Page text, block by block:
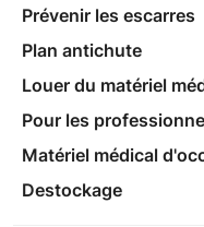
Prévenir les escarres
Plan antichute
Louer du matériel
Pour les
Matériel médical
Destockage